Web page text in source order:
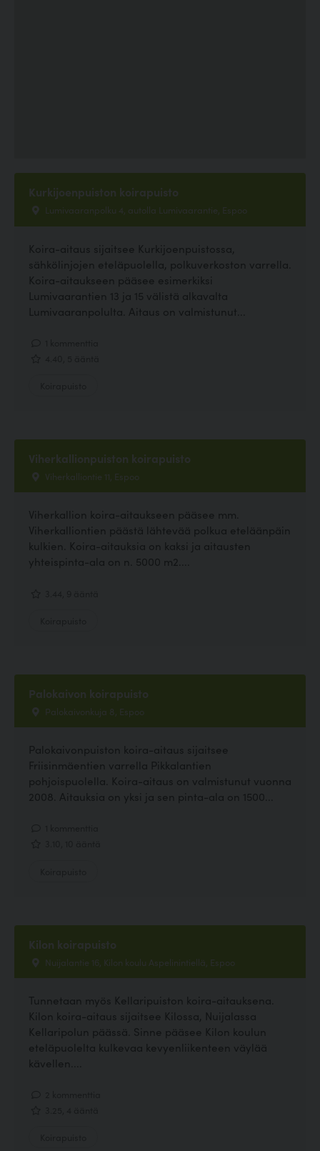
Kurkijoenpuiston koirapuisto
Lumivaaranpolku 4, autolla Lumivaarantie, Espoo
Koira-aitaus sijaitsee Kurkijoenpuistossa,
sähkölinjojen eteläpuolella, polkuverkoston varrella.
Koira-aitaukseen pääsee esimerkiksi
Lumivaarantien 13 ja 15 välistä alkavalta
Lumivaaranpolulta. Aitaus on valmistunut...
Viherkallionpuiston koirapuisto
Viherkalliontie 11, Espoo
Viherkallion koira-aitaukseen pääsee mm.
Viherkalliontien päästä lähtevää polkua eteläänpäin
kulkien. Koira-aitauksia on kaksi ja aitausten
yhteispinta-ala on n. 5000 m2....
Palokaivon koirapuisto
Palokaivonkuja 8, Espoo
Palokaivonpuiston koira-aitaus sijaitsee
Friisinmäentien varrella Pikkalantien
pohjoispuolella. Koira-aitaus on valmistunut vuonna
2008. Aitauksia on yksi ja sen pinta-ala on 1500...
Kilon koirapuisto
Nuijalantie 16, Kilon koulu Aspelinintiellä, Espoo
Tunnetaan myös Kellaripuiston koira-aitauksena.
Kilon koira-aitaus sijaitsee Kilossa, Nuijalassa
Kellaripolun päässä. Sinne pääsee Kilon koulun
eteläpuolelta kulkevaa kevyenliikenteen väylää
kävellen....